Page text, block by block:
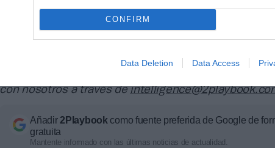
CONFIRM
Data Deletion Data Access
deportivos, de entretenimiento y música en España,
contratos de patrocinio en el mercado español y
competición, tipología de activos, marcas, categorías
con nosotros a través de
Añadir2Playbook como fuente preferida de Google de
gratuita
Mantente informado con las últimas noticias de actualidad.